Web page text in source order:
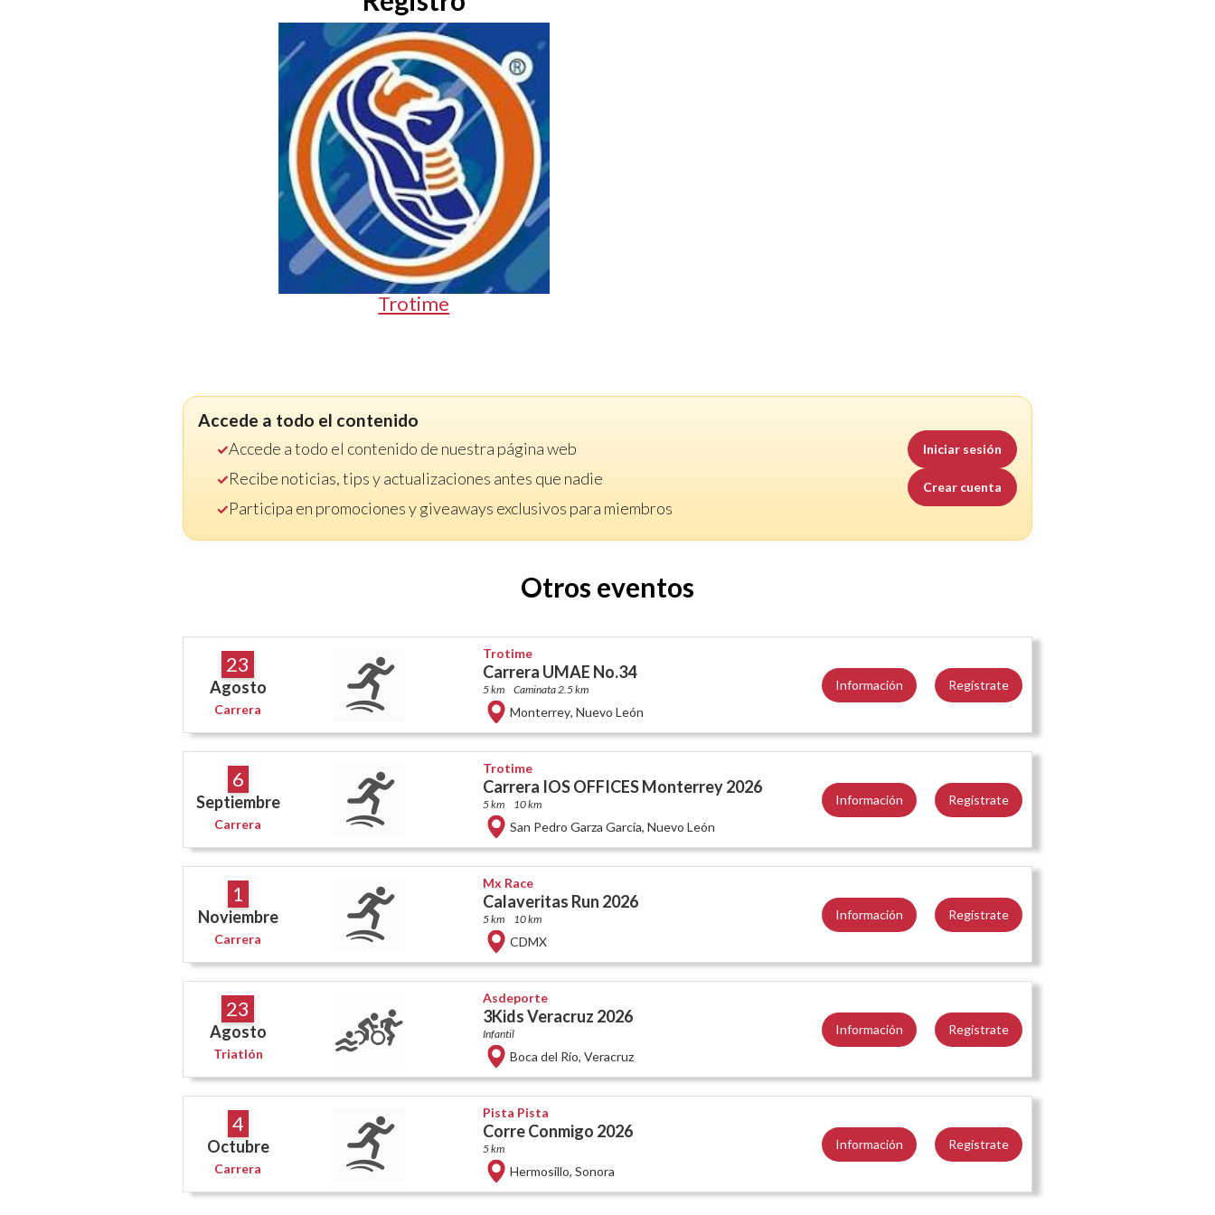
Trotime
Accede a todo el contenido
Accede a todo el contenido de nuestra página web
Recibe noticias, tips y actualizaciones antes que nadie
Participa en promociones y giveaways exclusivos para miembros
Iniciar sesión
Crear cuenta
Otros eventos
23
Agosto
Carrera
Trotime
Carrera UMAE No.34
5 km Caminata 2.5 km
Monterrey, Nuevo León
Información Regístrate
6
Septiembre
Carrera
Trotime
Carrera IOS OFFICES Monterrey 2026
5 km 10 km
San Pedro Garza García, Nuevo León
Información Regístrate
1
Noviembre
Carrera
Mx Race
Calaveritas Run 2026
5 km 10 km
CDMX
Información Regístrate
23
Agosto
Triatlón
Asdeporte
3Kids Veracruz 2026
Infantil
Boca del Río, Veracruz
Información Regístrate
4
Octubre
Carrera
Pista Pista
Corre Conmigo 2026
5 km
Hermosillo, Sonora
Información Regístrate